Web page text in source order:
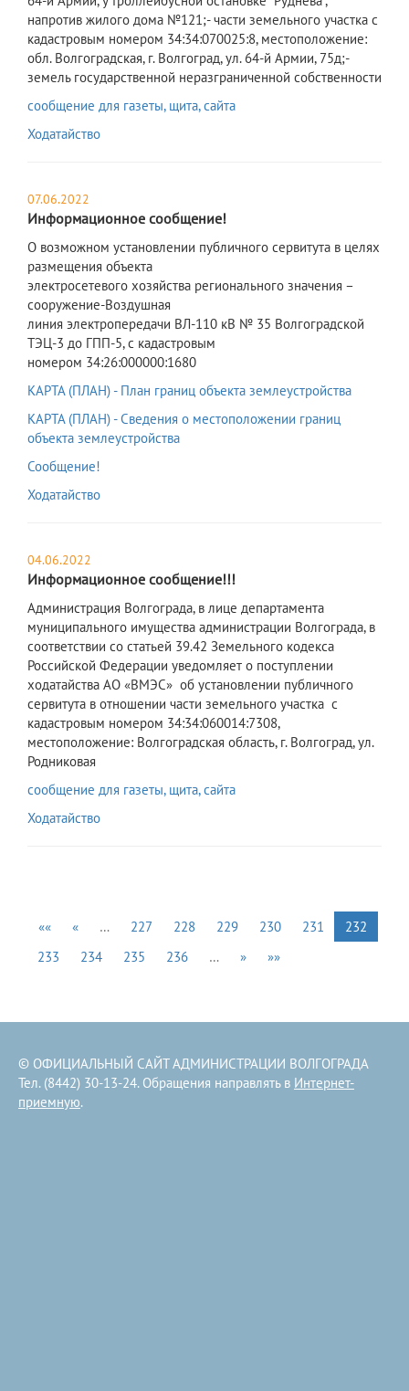
сообщение для газеты, щита, сайта
Ходатайство
07.06.2022
Информационное сообщение!
​О возможном установлении публичного сервитута в целях
размещения объекта
электросетевого хозяйства регионального значения –
сооружение-Воздушная
линия электропередачи ВЛ-110 кВ № 35 Волгоградской
ТЭЦ-3 до ГПП-5, с кадастровым
номером 34:26:000000:1680
КАРТА (ПЛАН) - План границ объекта землеустройства
КАРТА (ПЛАН) - Сведения о местоположении границ
объекта землеустройства
Сообщение!
Ходатайство
04.06.2022
Информационное сообщение!!!
​Администрация Волгограда, в лице департамента
муниципального имущества администрации Волгограда, в
соответствии со статьей 39.42 Земельного кодекса
Российской Федерации уведомляет о поступлении
ходатайства АО «ВМЭС» об установлении публичного
сервитута в отношении части земельного участка с
кадастровым номером 34:34:060014:7308,
местоположение: Волгоградская область, г. Волгоград, ул.
Родниковая
сообщение для газеты, щита, сайта
Ходатайство
«« « … 227 228 229 230 231
232
233
234 235 236 … » »»
© ОФИЦИАЛЬНЫЙ САЙТ АДМИНИСТРАЦИИ ВОЛГОГРАДА
Тел. (8442) 30-13-24. Обращения направлять в Интернет-
приемную.